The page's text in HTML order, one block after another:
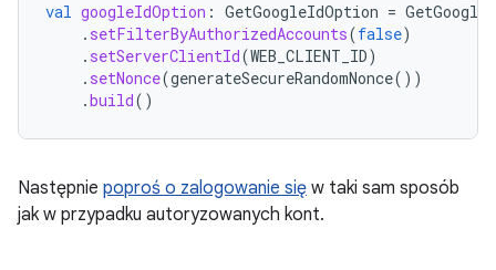
val googleIdOption : GetGoogleIdOption =
. setFilterByAuthorizedAccounts(false)
. setServerClientId(WEB_CLIENT_ID)
. setNonce(generateSecureRandomNonce())
.build()
Następnie poproś o zalogowanie się w taki sam sposób
jak w przypadku autoryzowanych kont.